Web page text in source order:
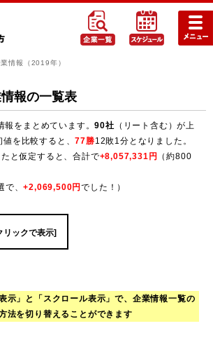
報（2019年）
報の一覧表
をまとめています。90社 （リート含む）が上
値を比較すると、77勝12敗1分となりました。
と仮定すると、合計で+8,057,331円
（約800
で、+2,069,500円でした！）
リックで表示]
示」と「スクロール表示」で、企業情報一覧の
法を切り替えることができます